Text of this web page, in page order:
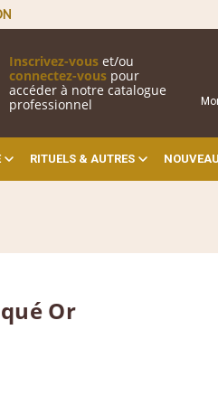
Inscrivez-vous et/ou
connectez-vous pour
accéder à notre catalogue
professionnel
RITUELS & AUTRES
Or